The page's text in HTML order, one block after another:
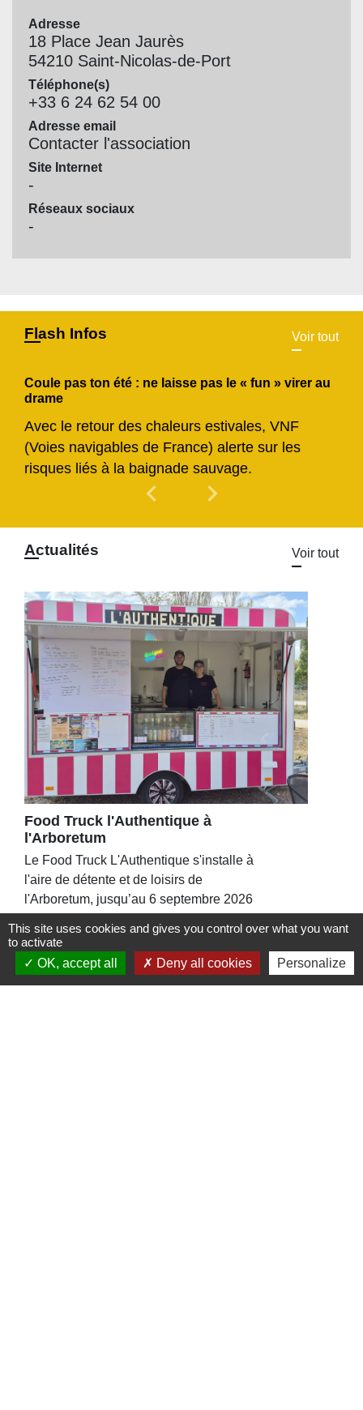
Adresse
18 Place Jean Jaurès
54210 Saint-Nicolas-de-Port
Téléphone(s)
+33 6 24 62 54 00
Adresse email
Contacter l'association
Site Internet
-
Réseaux sociaux
-
Flash Infos Voir tout
Coule pas ton été : ne laisse pas le « fun » virer au
drame
Avec le retour des chaleurs estivales, VNF
(Voies navigables de France) alerte sur les
risques liés à la baignade sauvage.
chevron_left Previous
chevron_right
Actualités Voir tout
Food Truck l'Authentique à
l'Arboretum
Le Food Truck L'Authentique s'installe à
l'aire de détente et de loisirs de
l'Arboretum, jusqu’au 6 septembre 2026
This site uses cookies and gives you control over what you want
to activate
OK, accept all
Deny all cookies Personalize